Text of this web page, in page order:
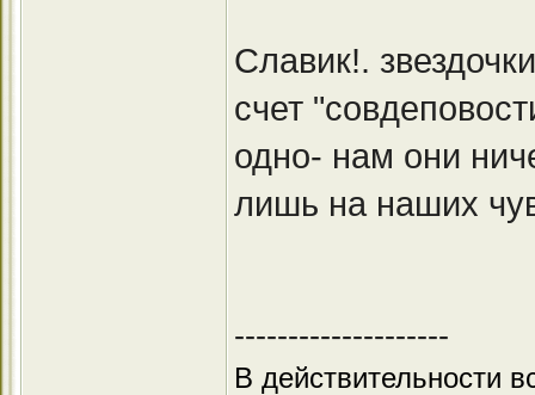
Славик!.
счет
одно- нам они
лишь на наших
--------------------
В действительности